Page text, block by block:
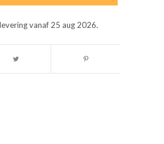
vanaf 25 aug 2026.